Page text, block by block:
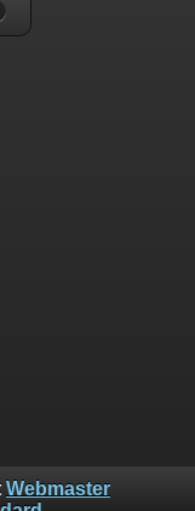
Webmaster